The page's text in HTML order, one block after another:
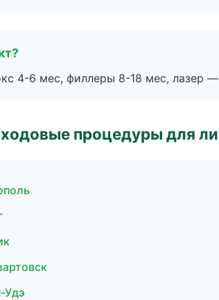
4-6 мес, филлеры 8-18 мес, лазер
процедуры для
Удэ